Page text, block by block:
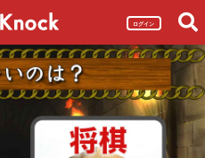
ログイン